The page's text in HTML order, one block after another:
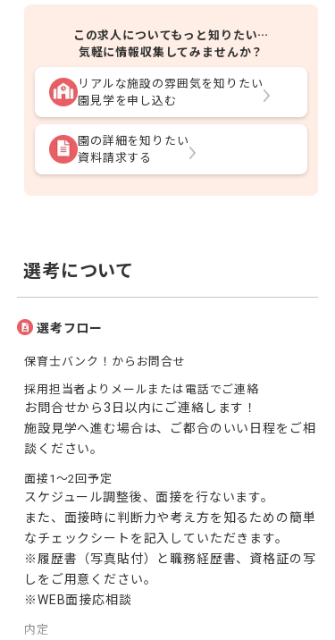
この求人についてもっと知りたい…
気軽に情報収集してみませんか？
リアルな施設の雰囲気を知りたい
園見学を申し込む
園の詳細を知りたい
資料請求する
選考について
選考フロー
保育士バンク！からお問合せ
採用担当者よりメールまたは電話でご連絡
お問合せから3日以内にご連絡します！
施設見学へ進む場合は、ご都合のいい日程をご相
談ください。
面接1～2回予定
スケジュール調整後、面接を行ないます。
また、面接時に判断力や考え方を知るための簡単
なチェックシートを記入していただきます。
※履歴書（写真貼付）と職務経歴書、資格証の写
しをご用意ください。
※WEB面接応相談
内定